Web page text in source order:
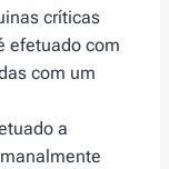
críticas
efetuado com
com um
a